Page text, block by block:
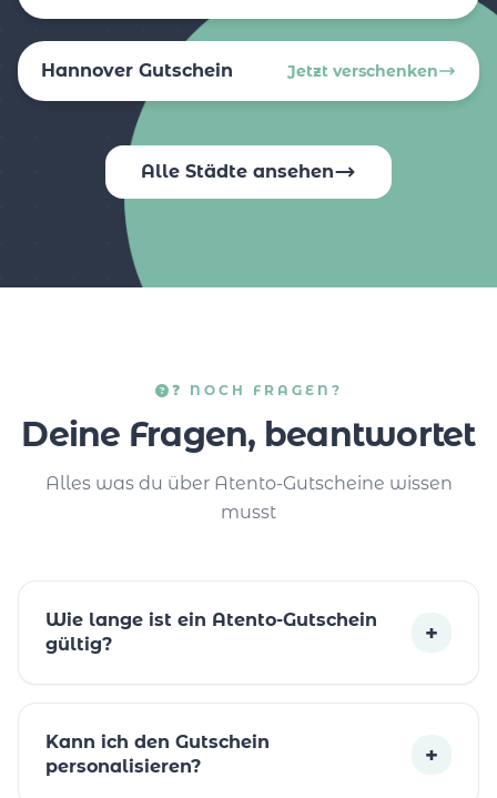
Hannover Gutschein Jetzt verschenken
Alle Städte ansehen
❓ NOCH FRAGEN?
Deine Fragen, beantwortet
Alles was du über Atento-Gutscheine wissen
musst
Wie lange ist ein Atento-Gutschein
gültig?
+
Kann ich den Gutschein
personalisieren?
+